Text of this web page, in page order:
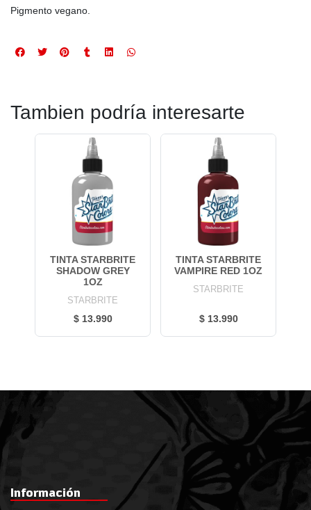
Pigmento vegano.
Tambien podría interesarte
TINTA STARBRITE
SHADOW GREY
1OZ
STARBRITE
$ 13.990
TINTA STARBRITE
VAMPIRE RED 1OZ
STARBRITE
$ 13.990
Información